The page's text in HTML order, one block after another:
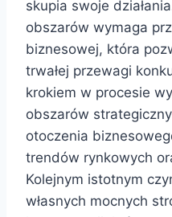
skupia swoje
obszarów wymaga
biznesowej, która
trwałej przewagi
krokiem w procesie
obszarów
otoczenia
trendów rynkowych
Kolejnym istotnym
własnych mocnych